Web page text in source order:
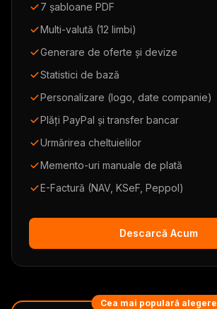
7 șabloane PDF
Multi-valută (12 limbi)
Generare de oferte și devize
Statistici de bază
Personalizare (logo, date companie)
Plăți PayPal și transfer bancar
Urmărirea cheltuielilor
Memento-uri manuale de plată
E-Factură (NAV, KSeF, Peppol)
Descarcă Acum
Cea mai populară alegere